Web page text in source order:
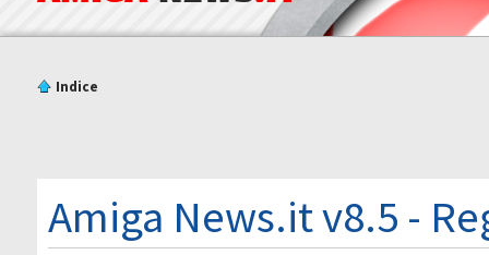
Indice
Amiga News.it v8.5 -